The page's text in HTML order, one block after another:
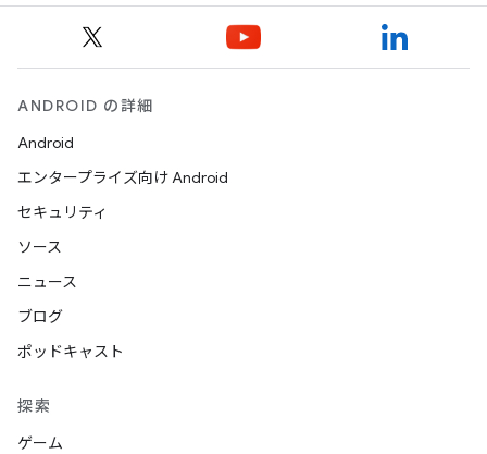
ANDROID の詳細
Android
エンタープライズ向け Android
セキュリティ
ソース
ニュース
ブログ
ポッドキャスト
探索
ゲーム